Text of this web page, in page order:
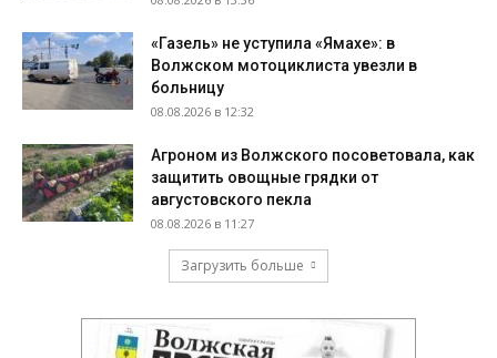
«Газель» не уступила «Ямахе»: в
Волжском мотоциклиста увезли в
больницу
08.08.2026 в 12:32
Агроном из Волжского посоветовала, как
защитить овощные грядки от
августовского пекла
08.08.2026 в 11:27
Загрузить больше